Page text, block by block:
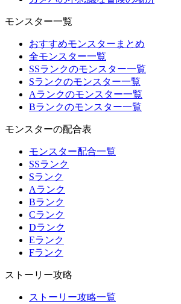
モンスター一覧
おすすめモンスターまとめ
全モンスター一覧
SSランクのモンスター一覧
Sランクのモンスター一覧
Aランクのモンスター一覧
Bランクのモンスター一覧
モンスターの配合表
モンスター配合一覧
SSランク
Sランク
Aランク
Bランク
Cランク
Dランク
Eランク
Fランク
ストーリー攻略
ストーリー攻略一覧